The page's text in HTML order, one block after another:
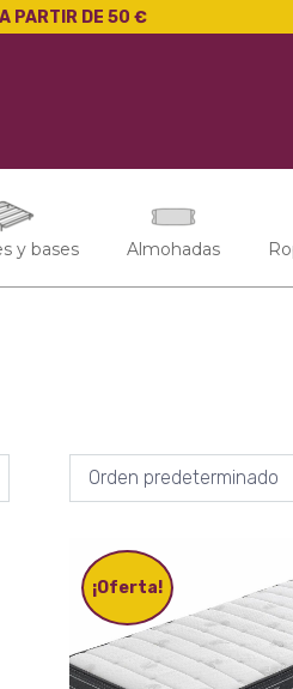
PARTIR DE 50 €
y bases Almohadas
¡Oferta!